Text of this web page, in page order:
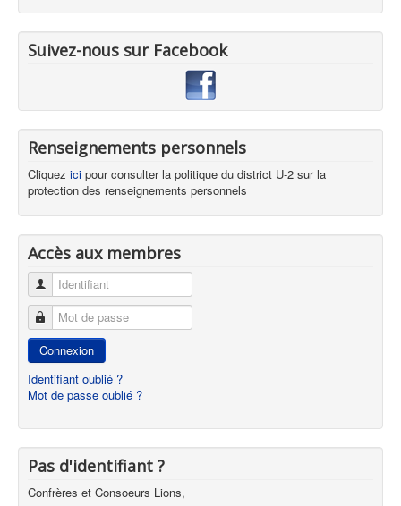
Suivez-nous sur Facebook
Renseignements personnels
Cliquez ici pour consulter la politique du district U-2 sur la
protection des renseignements personnels
Accès aux membres
Identifiant
Mot de passe
Connexion
Identifiant oublié ?
Mot de passe oublié ?
Pas d'identifiant ?
Confrères et Consoeurs Lions,